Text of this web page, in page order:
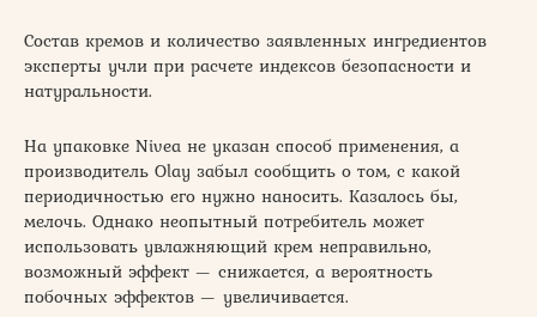
Состав кремов и количество заявленных ингредиентов
эксперты учли при расчете индексов безопасности и
натуральности.
На упаковке Nivea не указан способ применения, а
производитель Olay забыл сообщить о том, с какой
периодичностью его нужно наносить. Казалось бы,
мелочь. Однако неопытный потребитель может
использовать увлажняющий крем неправильно,
возможный эффект — снижается, а вероятность
побочных эффектов — увеличивается.